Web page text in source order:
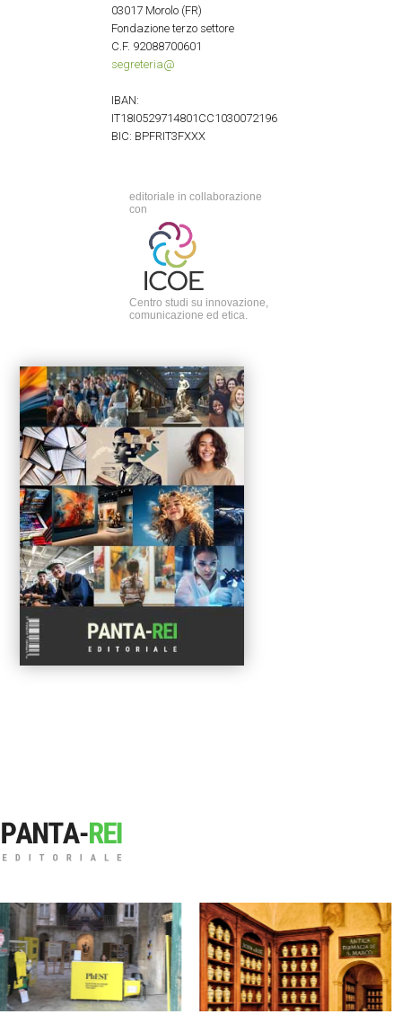
03017 Morolo (FR)
Fondazione terzo settore
C.F. 92088700601
segreteria@
IBAN:
IT18I0529714801CC1030072196
BIC: BPFRIT3FXXX
editoriale in collaborazione
con
Centro studi su innovazione,
comunicazione ed etica.